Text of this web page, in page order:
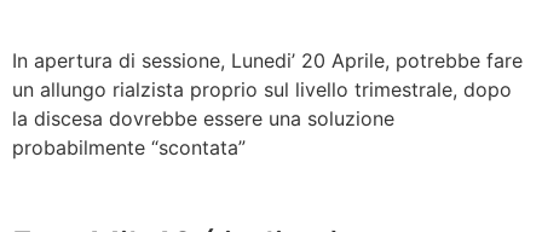
In apertura di sessione, Lunedi’ 20 Aprile, potrebbe fare
un allungo rialzista proprio sul livello trimestrale, dopo
la discesa dovrebbe essere una soluzione
probabilmente “scontata”